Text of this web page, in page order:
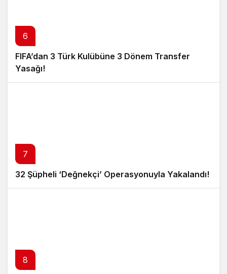
6
FIFA’dan 3 Türk Kulübüne 3 Dönem Transfer
Yasağı!
7
32 Şüpheli ‘Değnekçi’ Operasyonuyla Yakalandı!
8